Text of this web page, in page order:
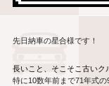
先日納車の星合様です！
長いこと、そこそこ古いク
特に10数年前まで71年式の